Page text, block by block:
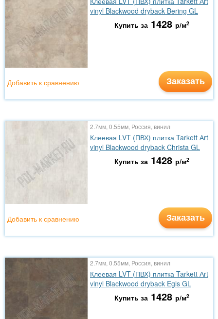
vinyl Blackwood dryback Bering GL
Купить за 1428 р/м2
Заказать
Добавить к сравнению
2.7мм, 0.55мм, Россия, винил
Клеевая LVT (ПВХ) плитка Tarkett Аrt
vinyl Blackwood dryback Christa GL
Купить за 1428 р/м2
Заказать
Добавить к сравнению
2.7мм, 0.55мм, Россия, винил
Клеевая LVT (ПВХ) плитка Tarkett Аrt
vinyl Blackwood dryback Egis GL
Купить за 1428 р/м2